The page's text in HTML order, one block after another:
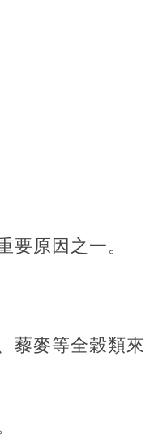
要原因之一。
藜麥等全穀類來